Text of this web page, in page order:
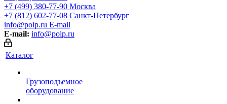
+7 (499) 380-77-90 Москва
+7 (812) 602-77-08 Санкт-Петербург
info@poip.ru E-mail
E-mail: info@poip.ru
Каталог
Грузоподъемное
оборудование